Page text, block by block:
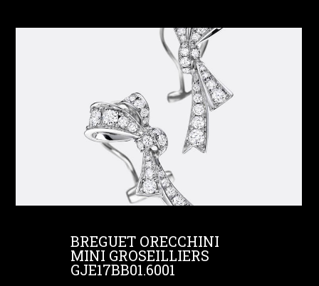
BREGUET ORECCHINI
MINI GROSEILLIERS
GJE17BB01.6001